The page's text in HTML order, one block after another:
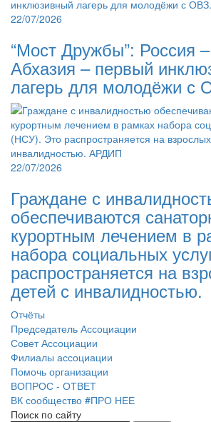
22/07/2026
“Мост Дружбы”: Россия
Абхазия – первый
лагерь для молодёжи с
22/07/2026
Граждане с
обеспечиваются
курортным лечением в
набора социальных
распространяется на
детей с инвалидностью.
Отчёты
Председатель Ассоциации
Совет Ассоциации
Филиалы ассоциации
Помочь организации
ВОПРОС - ОТВЕТ
ВК сообщество #ПРО НЕЕ
Поиск по сайту